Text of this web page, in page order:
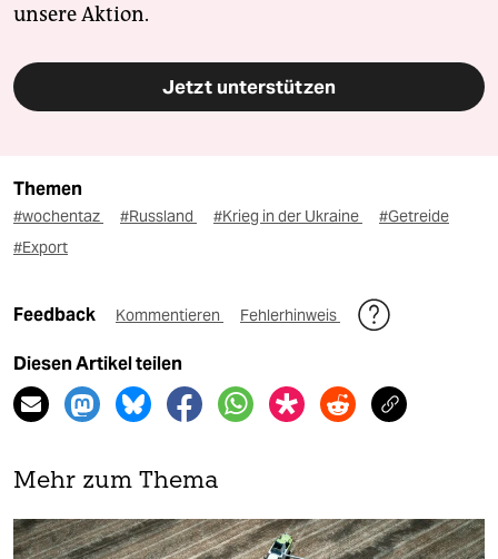
unsere Aktion.
Jetzt unterstützen
Themen
#wochentaz #Russland #Krieg in der Ukraine
#Getreide
#Export
Feedback Kommentieren Fehlerhinweis
Diesen Artikel teilen
Mehr zum Thema